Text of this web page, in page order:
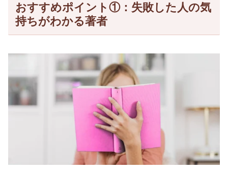
おすすめポイント①：失敗した人の気
持ちがわかる著者